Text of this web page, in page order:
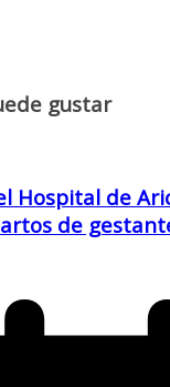
gustar
Hospital de
de